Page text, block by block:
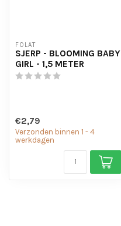
FOLAT
SJERP - BLOOMING BABY
GIRL - 1,5 METER
€2,79
Verzonden binnen 1 - 4
werkdagen